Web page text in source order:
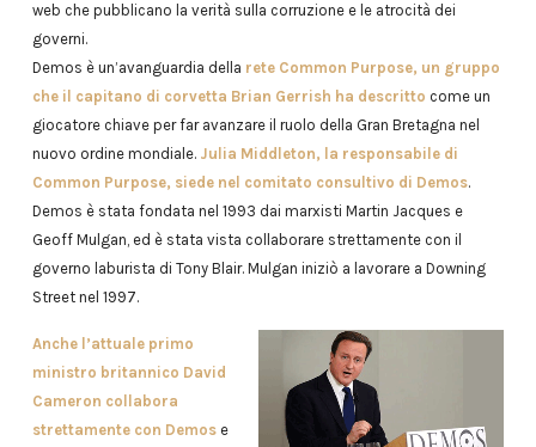
web che pubblicano la verità sulla corruzione e le atrocità dei
governi.
Demos è un’avanguardia della rete Common Purpose, un gruppo
che il capitano di corvetta Brian Gerrish ha descritto come un
giocatore chiave per far avanzare il ruolo della Gran Bretagna nel
nuovo ordine mondiale. Julia Middleton, la responsabile di
Common Purpose, siede nel comitato consultivo di Demos.
Demos è stata fondata nel 1993 dai marxisti Martin Jacques e
Geoff Mulgan, ed è stata vista collaborare strettamente con il
governo laburista di Tony Blair. Mulgan iniziò a lavorare a Downing
Street nel 1997.
Anche l’attuale primo
ministro britannico David
Cameron collabora
strettamente con Demose